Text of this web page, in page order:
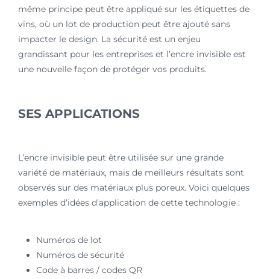
même principe peut être appliqué sur les étiquettes de
vins, où un lot de production peut être ajouté sans
impacter le design. La sécurité est un enjeu
grandissant pour les entreprises et l’encre invisible est
une nouvelle façon de protéger vos produits.
SES APPLICATIONS
L’encre invisible peut être utilisée sur une grande
variété de matériaux, mais de meilleurs résultats sont
observés sur des matériaux plus poreux. Voici quelques
exemples d’idées d’application de cette technologie :
Numéros de lot
Numéros de sécurité
Code à barres / codes QR